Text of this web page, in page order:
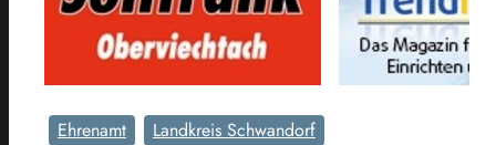
Ehrenamt
Landkreis Schwandorf